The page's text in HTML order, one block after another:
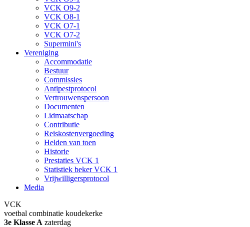
VCK O9-2
VCK O8-1
VCK O7-1
VCK O7-2
Supermini's
Vereniging
Accommodatie
Bestuur
Commissies
Antipestprotocol
Vertrouwenspersoon
Documenten
Lidmaatschap
Contributie
Reiskostenvergoeding
Helden van toen
Historie
Prestaties VCK 1
Statistiek beker VCK 1
Vrijwilligersprotocol
Media
VCK
voetbal combinatie koudekerke
3e Klasse A zaterdag